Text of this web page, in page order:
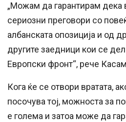
„Можам да гарантирам дека
сериозни преговори со
албанската опозиција и од
другите заедници кои се
Европски фронт“, рече
Кога ќе се отвори вратата,
посочува тој, можноста за
е голема и затоа може да